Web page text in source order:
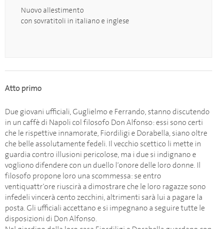
Nuovo allestimento
con sovratitoli in italiano e inglese
Atto primo
Due giovani ufficiali, Guglielmo e Ferrando, stanno discutendo
in un caffè di Napoli col filosofo Don Alfonso: essi sono certi
che le rispettive innamorate, Fiordiligi e Dorabella, siano oltre
che belle assolutamente fedeli. Il vecchio scettico li mette in
guardia contro illusioni pericolose, ma i due si indignano e
vogliono difendere con un duello l’onore delle loro donne. Il
filosofo propone loro una scommessa: se entro
ventiquattr’ore riuscirà a dimostrare che le loro ragazze sono
infedeli vincerà cento zecchini, altrimenti sarà lui a pagare la
posta. Gli ufficiali accettano e si impegnano a seguire tutte le
disposizioni di Don Alfonso.